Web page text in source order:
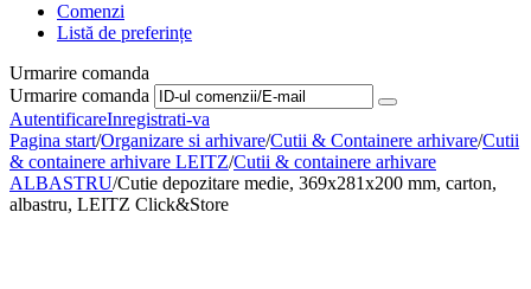
Comenzi
Listă de preferințe
Urmarire comanda
Urmarire comanda
AutentificareInregistrati-va
Pagina start/Organizare si arhivare/Cutii & Containere arhivare/Cutii
& containere arhivare LEITZ/Cutii & containere arhivare
ALBASTRU/Cutie depozitare medie, 369x281x200 mm, carton,
albastru, LEITZ Click&Store